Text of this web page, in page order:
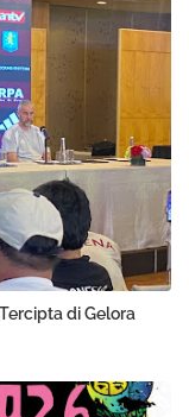
di Gelora